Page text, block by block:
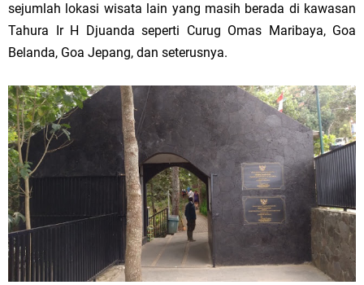
sejumlah lokasi wisata lain yang masih berada di kawasan
Tahura Ir H Djuanda seperti Curug Omas Maribaya, Goa
Belanda, Goa Jepang, dan seterusnya.